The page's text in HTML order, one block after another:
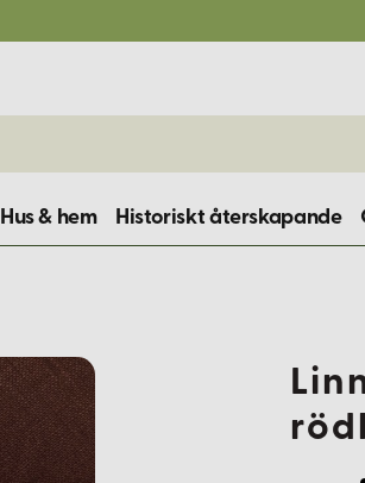
Hus & hem Historiskt återskapande